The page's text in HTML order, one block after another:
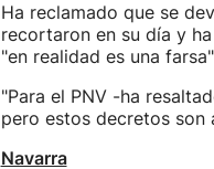
Ha reclamado que se
recortaron en su día y
"en realidad es una farsa"
"Para el PNV -ha
pero estos decretos son
Navarra